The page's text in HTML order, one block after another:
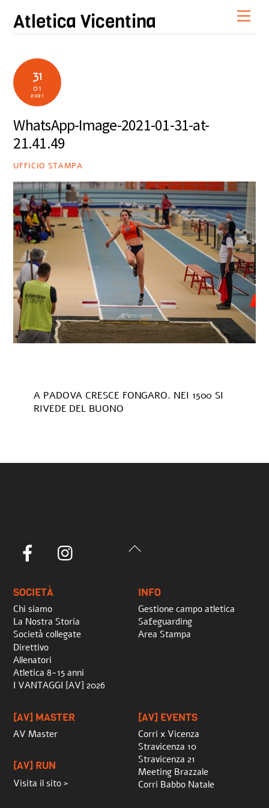
content
Atletica Vicentina
31
01
2021
WhatsApp-Image-2021-01-31-at-
21.41.49
UFFICIO STAMPA
A PADOVA CRESCE FONGARO. NEI 1500 SI
RIVEDE DEL BUONO
Back
Facebook
SOCIETÀ
Chi siamo
La Nostra Storia
Società collegate
Direttivo
Allenatori
Atletica 8-15 anni
I VANTAGGI [AV] 2026
INFO
Gestione campo atletica
Safeguarding
Area Stampa
[AV] MASTER
AV Master
[AV] RUN
Visita il sito >
[AV] EVENTS
Corri x Vicenza
Stravicenza 10
Stravicenza 21
Meeting Brazzale
Corri Babbo Natale